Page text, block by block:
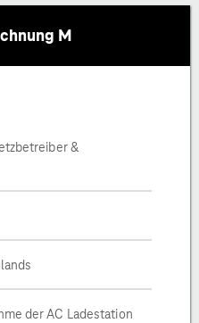
M
&
der AC Ladestation